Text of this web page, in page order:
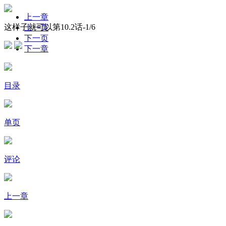
这样子就可以第10.2话-1/6
上一章
上一页
下一页
下一章
目录
单页
评论
上一章